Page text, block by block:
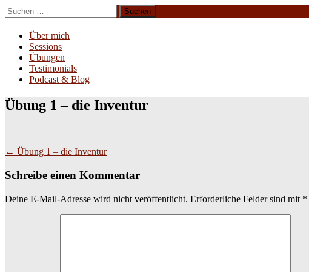
Zum
Inhalt
springen
Suchen
nach:
Über mich
Sessions
Übungen
Testimonials
Podcast & Blog
Übung 1 – die Inventur
Beitragsnavigation
← Übung 1 – die Inventur
Schreibe einen Kommentar
Deine E-Mail-Adresse wird nicht veröffentlicht. Erforderliche Felder sind mit *